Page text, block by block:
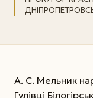
А. С. Мельник
Гулівці